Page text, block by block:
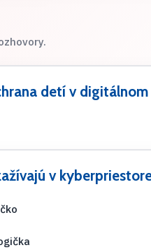
detí v
v